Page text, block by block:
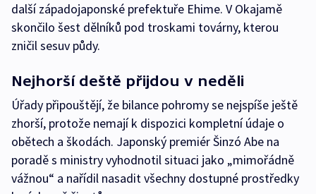
další západojaponské prefektuře Ehime. V Okajamě
skončilo šest dělníků pod troskami továrny, kterou
zničil sesuv půdy.
Nejhorší deště přijdou v neděli
Úřady připouštějí, že bilance pohromy se nejspíše ještě
zhorší, protože nemají k dispozici kompletní údaje o
obětech a škodách. Japonský premiér Šinzó Abe na
poradě s ministry vyhodnotil situaci jako „mimořádně
vážnou“ a nařídil nasadit všechny dostupné prostředky